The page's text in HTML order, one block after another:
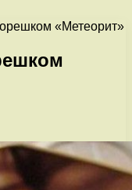
«Метеорит»